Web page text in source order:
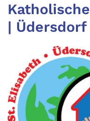
| Üdersdorf